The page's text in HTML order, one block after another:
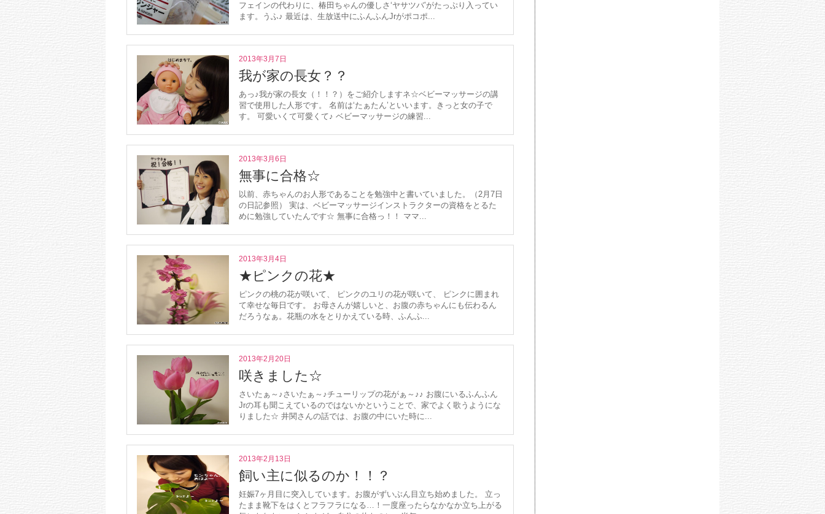
フェインの代わりに、椿田ちゃんの優しさ‘ヤサツバ’がたっぷり入ってい
ます。うふ♪ 最近は、生放送中にふんふんJrがポコポ...
2013年3月7日
我が家の長女？？
あっ♪我が家の長女（！！？）をご紹介しますネ☆ベビーマッサージの講
習で使用した人形です。 名前は‘たぁたん’といいます。きっと女の子で
す。 可愛いくて可愛くて♪ ベビーマッサージの練習...
2013年3月6日
無事に合格☆
以前、赤ちゃんのお人形であることを勉強中と書いていました。（2月7日
の日記参照） 実は、ベビーマッサージインストラクターの資格をとるた
めに勉強していたんです☆ 無事に合格っ！！ ママ...
2013年3月4日
★ピンクの花★
ピンクの桃の花が咲いて、 ピンクのユリの花が咲いて、 ピンクに囲まれ
て幸せな毎日です。 お母さんが嬉しいと、お腹の赤ちゃんにも伝わるん
だろうなぁ。花瓶の水をとりかえている時、ふんふ...
2013年2月20日
咲きました☆
さいたぁ～♪さいたぁ～♪チューリップの花がぁ～♪♪ お腹にいるふんふん
Jrの耳も聞こえているのではないかということで、家でよく歌うようにな
りました☆ 井関さんの話では、お腹の中にいた時に...
2013年2月13日
飼い主に似るのか！！？
妊娠7ヶ月目に突入しています。お腹がずいぶん目立ち始めました。 立っ
たまま靴下をはくとフラフラになる…！一度座ったらなかなか立ち上がる